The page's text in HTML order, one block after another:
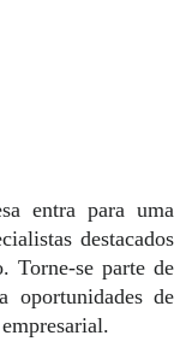
entra para uma
destacados
Torne-se parte de
oportunidades de